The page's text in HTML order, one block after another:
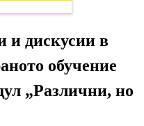
и дискусии в
обучение
„Различни, но